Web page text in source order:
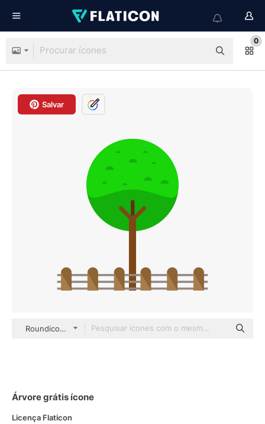
0
Salvar
Roundicons Flat
Árvore grátis ícone
Licença Flaticon